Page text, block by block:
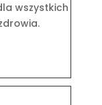
wszystkich